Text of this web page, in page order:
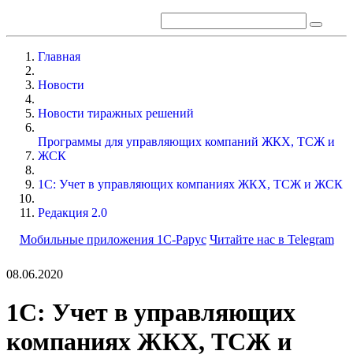
Главная
Новости
Новости тиражных решений
Программы для управляющих компаний ЖКХ, ТСЖ и
ЖСК
1С: Учет в управляющих компаниях ЖКХ, ТСЖ и ЖСК
Редакция 2.0
Мобильные приложения 1С-Рарус Читайте нас в Telegram
08.06.2020
1С: Учет в управляющих
компаниях ЖКХ, ТСЖ и